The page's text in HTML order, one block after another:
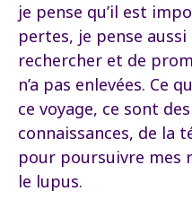
je pense qu’il est
pertes, je pense
rechercher et de
n’a pas enlevées. Ce
ce voyage, ce sont
connaissances, de la
pour poursuivre mes
le lupus.